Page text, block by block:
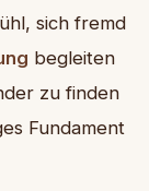
sich fremd
begleiten
zu finden
Fundament